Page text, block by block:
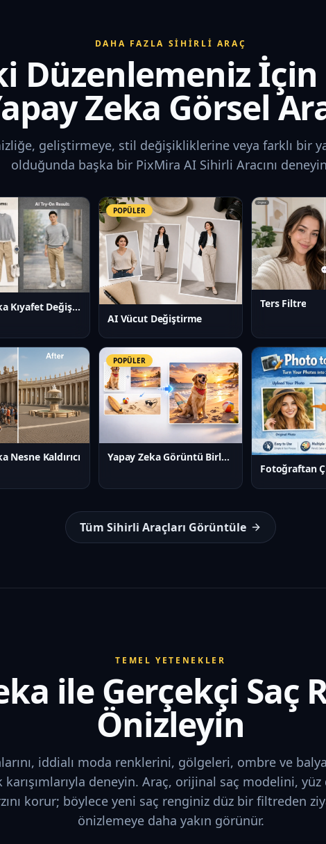
DAHA FAZLA SIHIRLI ARAÇ
Düzenlemeniz İçin
Zeka Görsel
geliştirmeye, stil değişikliklerine veya farklı bir
olduğunda başka bir PixMira AI Sihirli Aracını
Yapay Zeka Kıyafet Değiştirici
POPÜLER
AI Vücut Değiştirme
Ters Filtre
Nesne Kaldırıcı
POPÜLER
Yapay Zeka Görüntü Birleştirici
Fotoğraftan
Tüm Sihirli Araçları Görüntüle
TEMEL YETENEKLER
ile Gerçekçi Saç
Önizleyin
iddialı moda renklerini, gölgeleri, ombre ve
deneyin. Araç, orijinal saç modelini, yüz
korur; böylece yeni saç renginiz düz bir filtreden
önizlemeye daha yakın görünür.